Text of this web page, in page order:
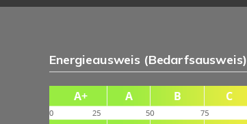
Energieausweis (Bedarfsausweis)